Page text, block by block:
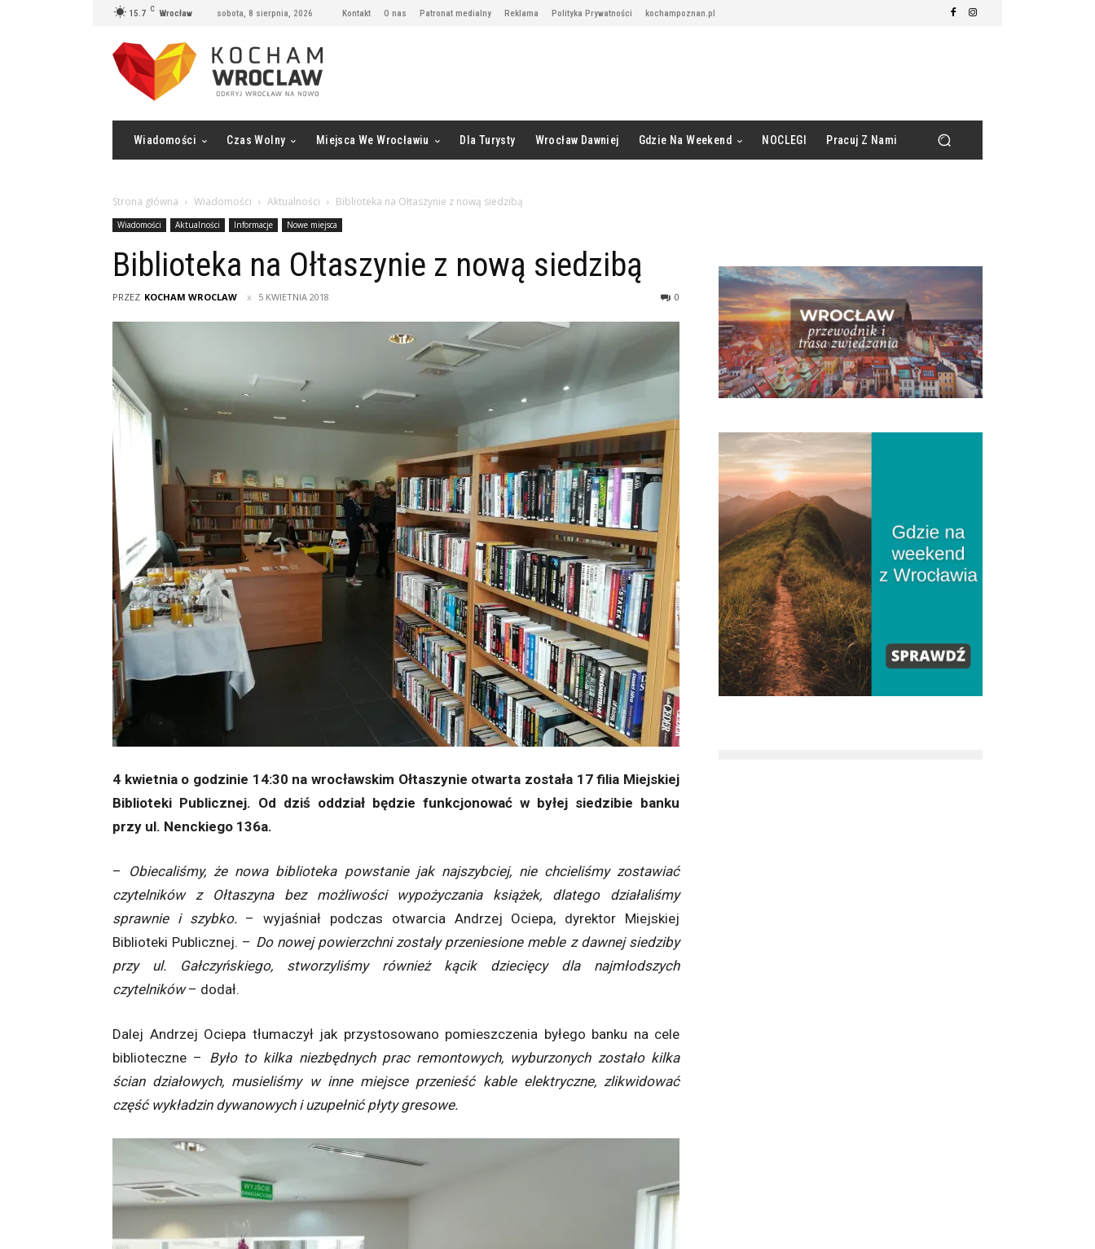
15.7 C Wrocław sobota, 8 sierpnia, 2026 Kontakt O nas Patronat medialny Reklama Polityka Prywatności kochampoznan.pl
Wiadomości Czas Wolny Miejsca We Wrocławiu Dla Turysty Wrocław Dawniej Gdzie Na Weekend NOCLEGI Pracuj Z Nami
Strona główna Wiadomości Aktualności Biblioteka na Ołtaszynie z nową siedzibą
Wiadomości Aktualności Informacje Nowe miejsca
Biblioteka na Ołtaszynie z nową siedzibą
PRZEZ KOCHAM WROCLAW 5 KWIETNIA 2018 0
4 kwietnia o godzinie 14:30 na wrocławskim Ołtaszynie otwarta została 17 filia Miejskiej
Biblioteki Publicznej. Od dziś oddział będzie funkcjonować w byłej siedzibie banku
przy ul. Nenckiego 136a.
– Obiecaliśmy, że nowa biblioteka powstanie jak najszybciej, nie chcieliśmy zostawiać
czytelników z Ołtaszyna bez możliwości wypożyczania książek, dlatego działaliśmy
sprawnie i szybko.– wyjaśniał podczas otwarcia Andrzej Ociepa, dyrektor Miejskiej
Biblioteki Publicznej. – Do nowej powierzchni zostały przeniesione meble z dawnej siedziby
przy ul. Gałczyńskiego, stworzyliśmy również kącik dziecięcy dla najmłodszych
czytelników– dodał.
Dalej Andrzej Ociepa tłumaczył jak przystosowano pomieszczenia byłego banku na cele
biblioteczne – Było to kilka niezbędnych prac remontowych, wyburzonych zostało kilka
ścian działowych, musieliśmy w inne miejsce przenieść kable elektryczne, zlikwidować
część wykładzin dywanowych i uzupełnić płyty gresowe.